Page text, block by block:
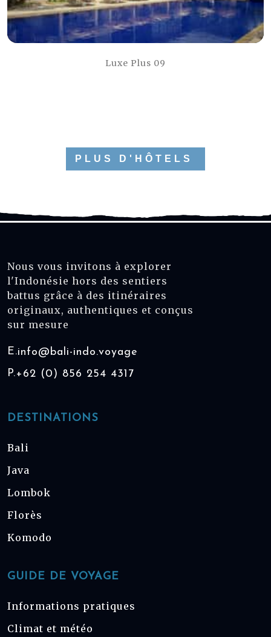
Luxe Plus 09
PLUS D'HÔTELS
Nous vous invitons à explorer
l'Indonésie hors des sentiers
battus grâce à des itinéraires
originaux, authentiques et conçus
sur mesure
E.info@bali-indo.voyage
P.+62 (0) 856 254 4317
DESTINATIONS
Bali
Java
Lombok
Florès
Komodo
GUIDE DE VOYAGE
Informations pratiques
Climat et météo